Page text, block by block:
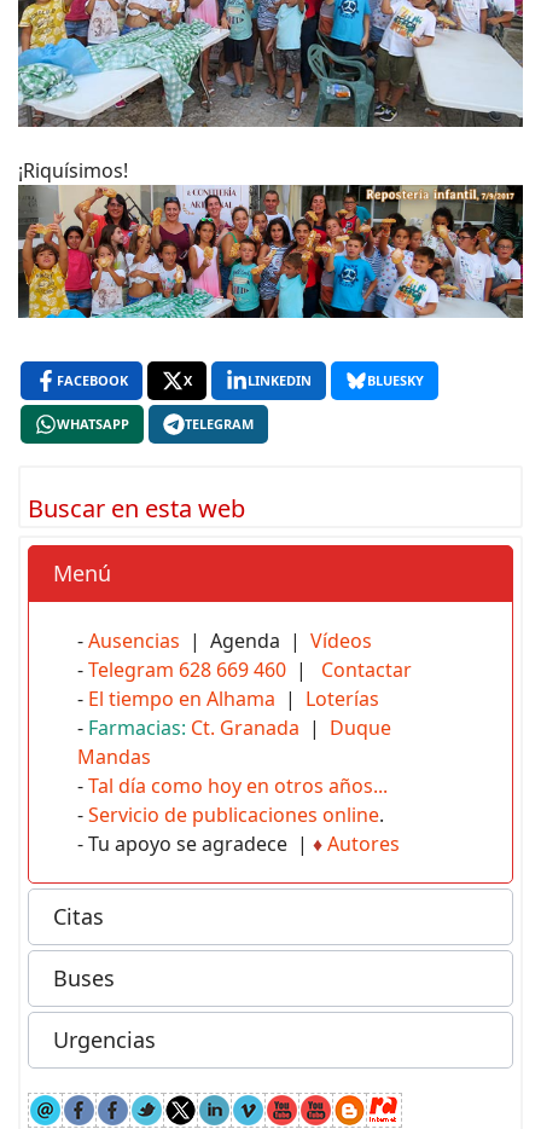
¡Riquísimos!
FACEBOOK X LINKEDIN BLUESKY
WHATSAPP TELEGRAM
Buscar en esta web
Menú
-Ausencias | Agenda | Vídeos
-Telegram 628 669 460 | Contactar
- El tiempo en Alhama | Loterías
- Farmacias: Ct. Granada | Duque
Mandas
-Tal día como hoy en otros años...
-Servicio de publicaciones online.
- Tu apoyo se agradece | ♦Autores
Citas
Buses
Urgencias